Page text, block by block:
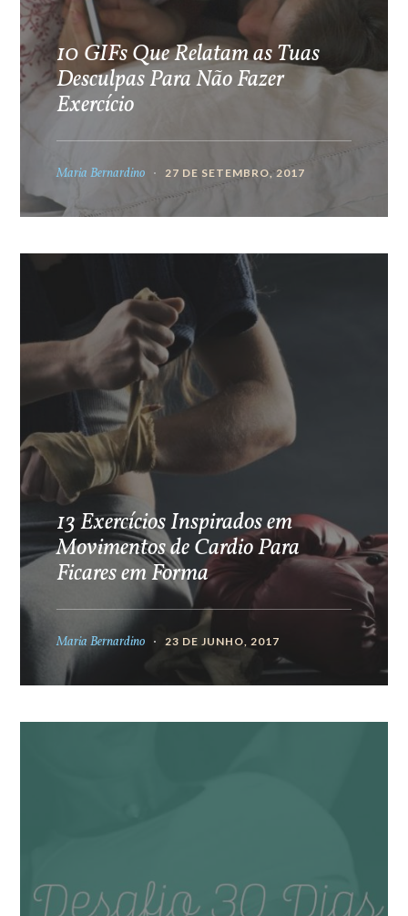
10 GIFs Que Relatam as Tuas
Desculpas Para Não Fazer
Exercício
Maria Bernardino 27 DE SETEMBRO, 2017
13 Exercícios Inspirados em
Movimentos de Cardio Para
Ficares em Forma
Maria Bernardino 23 DE JUNHO, 2017